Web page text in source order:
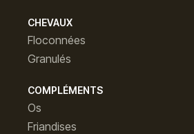
CHEVAUX
Floconnées
Granulés
COMPLÉMENTS
Os
Friandises